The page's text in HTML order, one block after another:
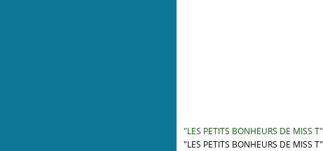
"LES PETITS BONHEURS DE MISS T"
"LES PETITS BONHEURS DE MISS T"